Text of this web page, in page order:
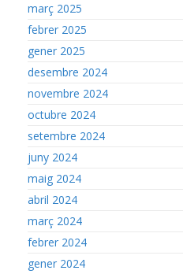
març 2025
febrer 2025
gener 2025
desembre 2024
novembre 2024
octubre 2024
setembre 2024
juny 2024
maig 2024
abril 2024
març 2024
febrer 2024
gener 2024